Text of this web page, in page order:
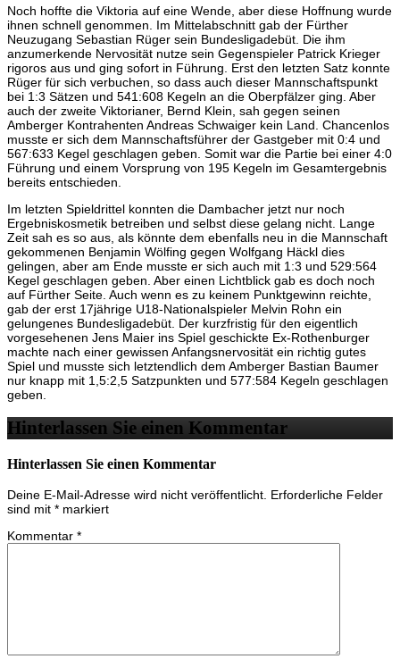
Noch hoffte die Viktoria auf eine Wende, aber diese Hoffnung wurde
ihnen schnell genommen. Im Mittelabschnitt gab der Fürther
Neuzugang Sebastian Rüger sein Bundesligadebüt. Die ihm
anzumerkende Nervosität nutze sein Gegenspieler Patrick Krieger
rigoros aus und ging sofort in Führung. Erst den letzten Satz konnte
Rüger für sich verbuchen, so dass auch dieser Mannschaftspunkt
bei 1:3 Sätzen und 541:608 Kegeln an die Oberpfälzer ging. Aber
auch der zweite Viktorianer, Bernd Klein, sah gegen seinen
Amberger Kontrahenten Andreas Schwaiger kein Land. Chancenlos
musste er sich dem Mannschaftsführer der Gastgeber mit 0:4 und
567:633 Kegel geschlagen geben. Somit war die Partie bei einer 4:0
Führung und einem Vorsprung von 195 Kegeln im Gesamtergebnis
bereits entschieden.
Im letzten Spieldrittel konnten die Dambacher jetzt nur noch
Ergebniskosmetik betreiben und selbst diese gelang nicht. Lange
Zeit sah es so aus, als könnte dem ebenfalls neu in die Mannschaft
gekommenen Benjamin Wölfing gegen Wolfgang Häckl dies
gelingen, aber am Ende musste er sich auch mit 1:3 und 529:564
Kegel geschlagen geben. Aber einen Lichtblick gab es doch noch
auf Fürther Seite. Auch wenn es zu keinem Punktgewinn reichte,
gab der erst 17jährige U18-Nationalspieler Melvin Rohn ein
gelungenes Bundesligadebüt. Der kurzfristig für den eigentlich
vorgesehenen Jens Maier ins Spiel geschickte Ex-Rothenburger
machte nach einer gewissen Anfangsnervosität ein richtig gutes
Spiel und musste sich letztendlich dem Amberger Bastian Baumer
nur knapp mit 1,5:2,5 Satzpunkten und 577:584 Kegeln geschlagen
geben.
Hinterlassen Sie einen Kommentar
Hinterlassen Sie einen Kommentar
Deine E-Mail-Adresse wird nicht veröffentlicht. Erforderliche Felder
sind mit * markiert
Kommentar *